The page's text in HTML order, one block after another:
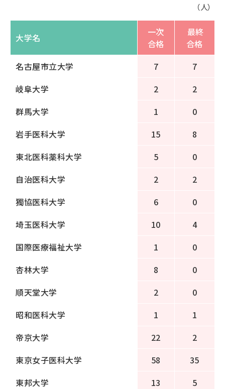
（人）
大学名
一次
合格
最終
合格
名古屋市立大学
7
7
岐阜大学
2
2
群馬大学
1
0
岩手医科大学
15
8
東北医科薬科大学
5
0
自治医科大学
2
2
獨協医科大学
6
0
埼玉医科大学
10
4
国際医療福祉大学
1
0
杏林大学
8
0
順天堂大学
2
0
昭和医科大学
1
1
帝京大学
22
2
東京女子医科大学
58
35
東邦大学
13
5